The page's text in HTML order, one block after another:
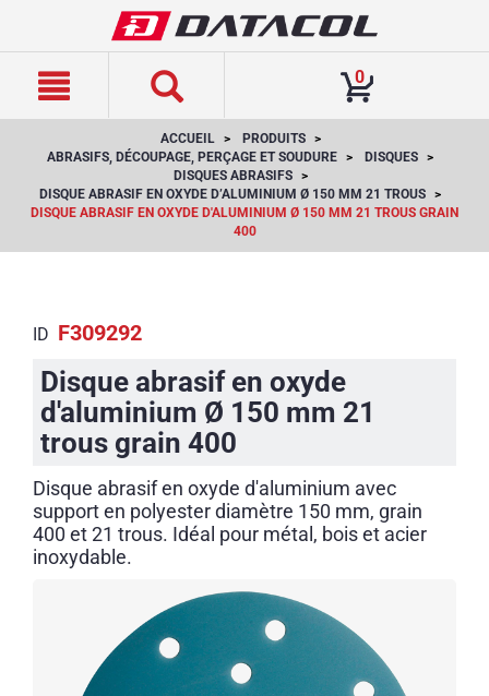
0
ACCUEIL
PRODUITS
ABRASIFS, DÉCOUPAGE, PERÇAGE ET SOUDURE
DISQUES
DISQUES ABRASIFS
DISQUE ABRASIF EN OXYDE D’ALUMINIUM Ø 150 MM 21 TROUS
DISQUE ABRASIF EN OXYDE D'ALUMINIUM Ø 150 MM 21 TROUS GRAIN
400
ID F309292
Disque abrasif en oxyde
d'aluminium Ø 150 mm 21
trous grain 400
Disque abrasif en oxyde d'aluminium avec
support en polyester diamètre 150 mm, grain
400 et 21 trous. Idéal pour métal, bois et acier
inoxydable.